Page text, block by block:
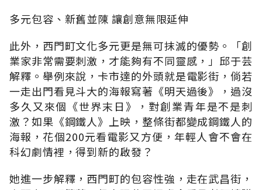
多元包容、新舊並陳 讓創意無限延伸
此外，西門町文化多元更是無可抹滅的優勢。「創
業家非常需要刺激，才能夠有不同靈感，」邱于芸
解釋。舉例來說，卡市達的外頭就是電影街，倘若
一走出門看見斗大的海報寫著《明天過後》，過沒
多久又來個《世界末日》，對創業青年是不是刺
激？如果《鋼鐵人》上映，整條街都變成鋼鐵人的
海報，花個200元看電影又方便，年輕人會不會在
科幻劇情裡，得到新的啟發？
她進一步解釋，西門町的包容性強，走在武昌街，